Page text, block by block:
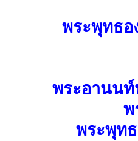
พระพุทธอ
พระอานนท์
พ
พระพุท